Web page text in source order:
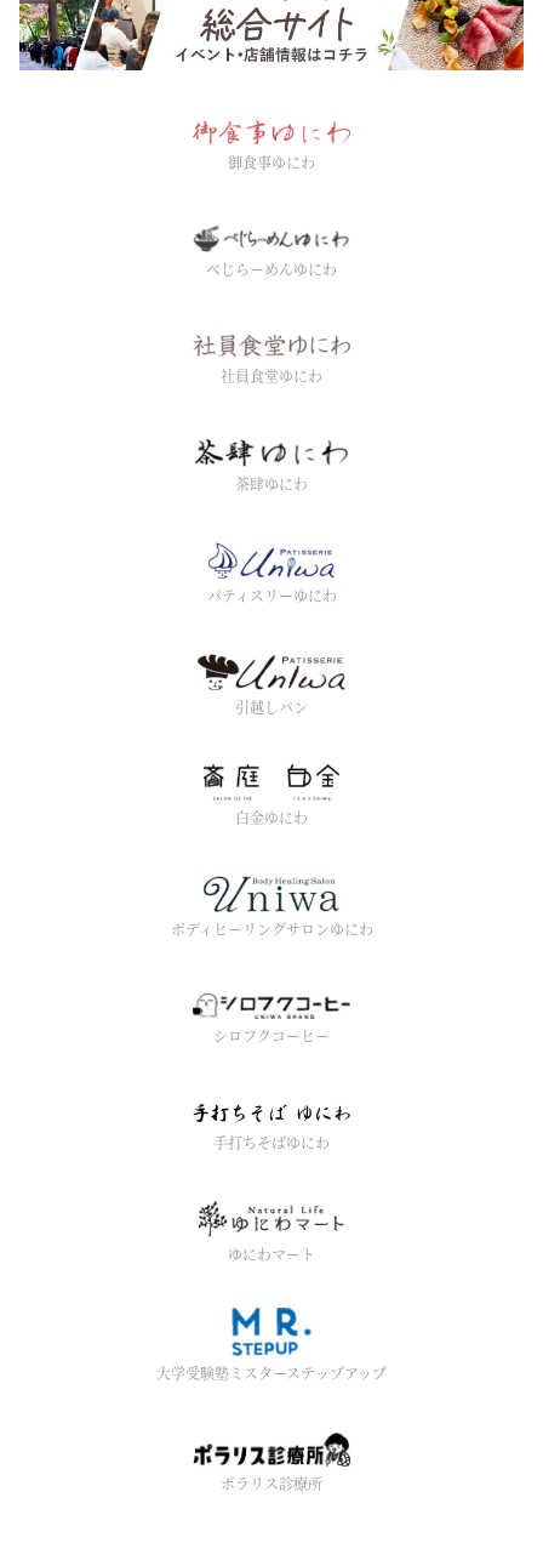
御食事ゆにわ
べじらーめんゆにわ
社員食堂ゆにわ
茶肆ゆにわ
パティスリーゆにわ
引越しパン
白金ゆにわ
ボディヒーリングサロンゆにわ
シロフクコーヒー
手打ちそばゆにわ
ゆにわマート
大学受験塾ミスターステップアップ
ポラリス診療所